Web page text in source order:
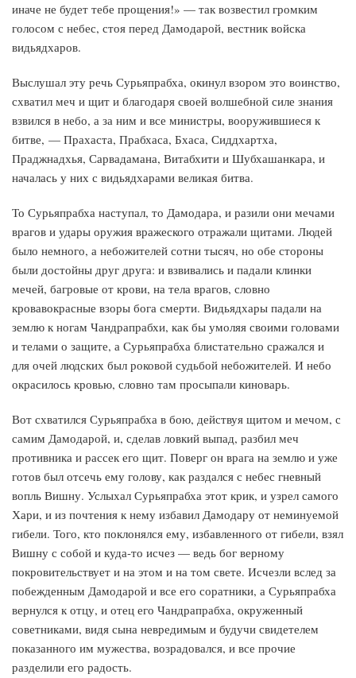
иначе не будет тебе прощения!» — так возвестил громким
голосом с небес, стоя перед Дамодарой, вестник войска
видьядхаров.
Выслушал эту речь Сурьяпрабха, окинул взором это воинство,
схватил меч и щит и благодаря своей волшебной силе знания
взвился в небо, а за ним и все министры, вооружившиеся к
битве, — Прахаста, Прабхаса, Бхаса, Сиддхартха,
Праджнадхья, Сарвадамана, Витабхити и Шубхашанкара, и
началась у них с видьядхарами великая битва.
То Сурьяпрабха наступал, то Дамодара, и разили они мечами
врагов и удары оружия вражеского отражали щитами. Людей
было немного, а небожителей сотни тысяч, но обе стороны
были достойны друг друга: и взвивались и падали клинки
мечей, багровые от крови, на тела врагов, словно
кровавокрасные взоры бога смерти. Видьядхары падали на
землю к ногам Чандрапрабхи, как бы умоляя своими головами
и телами о защите, а Сурьяпрабха блистательно сражался и
для очей людских был роковой судьбой небожителей. И небо
окрасилось кровью, словно там просыпали киноварь.
Вот схватился Сурьяпрабха в бою, действуя щитом и мечом, с
самим Дамодарой, и, сделав ловкий выпад, разбил меч
противника и рассек его щит. Поверг он врага на землю и уже
готов был отсечь ему голову, как раздался с небес гневный
вопль Вишну. Услыхал Сурьяпрабха этот крик, и узрел самого
Хари, и из почтения к нему избавил Дамодару от неминуемой
гибели. Того, кто поклонялся ему, избавленного от гибели, взял
Вишну с собой и куда-то исчез — ведь бог верному
покровительствует и на этом и на том свете. Исчезли вслед за
побежденным Дамодарой и все его соратники, а Сурьяпрабха
вернулся к отцу, и отец его Чандрапрабха, окруженный
советниками, видя сына невредимым и будучи свидетелем
показанного им мужества, возрадовался, и все прочие
разделили его радость.